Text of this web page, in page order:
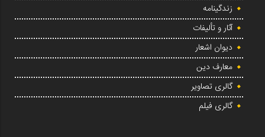
زندگینامه
آثار و تألیفات
دیوان اشعار
معارف دین
گالری تصاویر
گالری فیلم